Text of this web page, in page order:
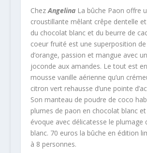
ChezAngelinaLa bûche Paon offre
croustillante mêlant crêpe dentelle
du chocolat blanc et du beurre de
coeur fruité est une superposition de
d’orange, passion et mangue avec
joconde aux amandes. Le tout est
mousse vanille aérienne qu’un
citron vert rehausse d’une pointe
Son manteau de poudre de coco
plumes de paon en chocolat blanc et
évoque avec délicatesse le plumage
blanc. 70 euros la bûche en édition
à 8 personnes.